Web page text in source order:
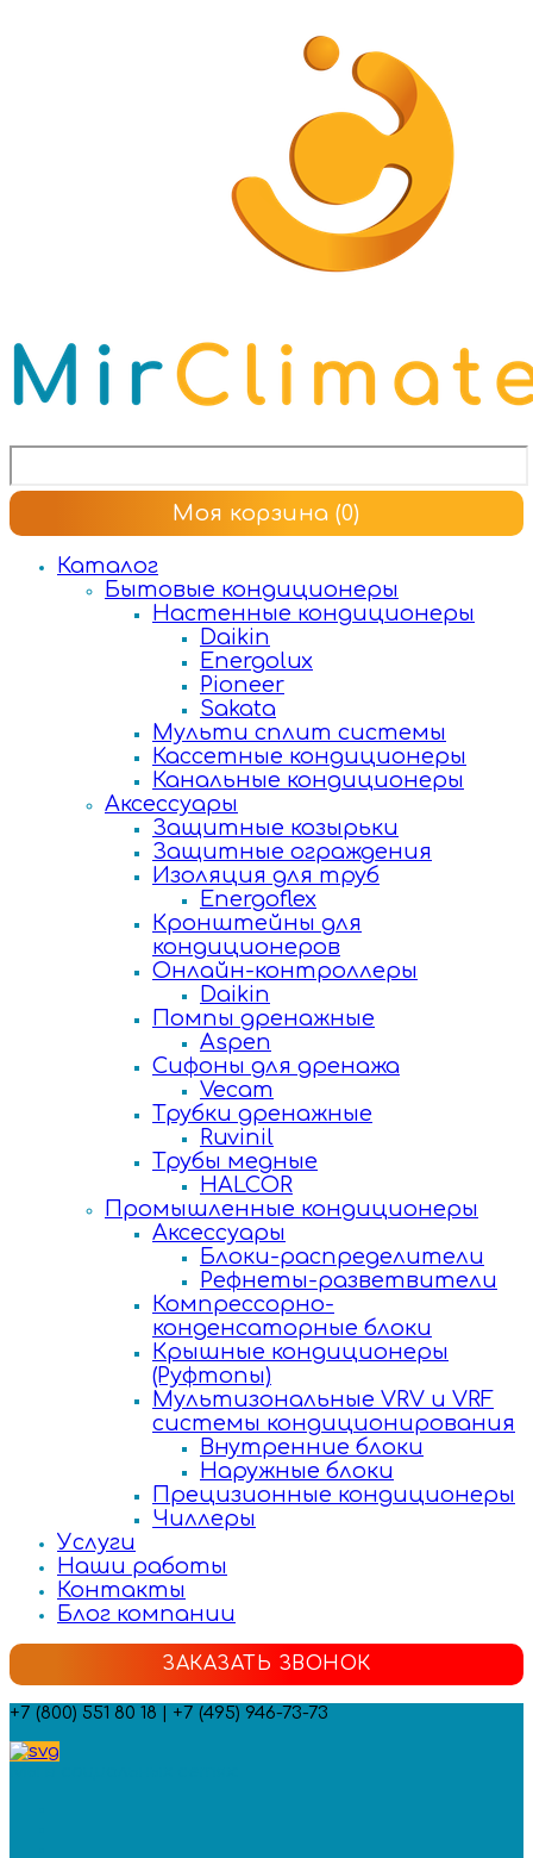
Моя корзина (0)
Каталог
Бытовые кондиционеры
Настенные кондиционеры
Daikin
Energolux
Pioneer
Sakata
Мульти сплит системы
Кассетные кондиционеры
Канальные кондиционеры
Аксессуары
Защитные козырьки
Защитные ограждения
Изоляция для труб
Energoflex
Кронштейны для
кондиционеров
Онлайн-контроллеры
Daikin
Помпы дренажные
Aspen
Сифоны для дренажа
Vecam
Трубки дренажные
Ruvinil
Трубы медные
HALCOR
Промышленные кондиционеры
Аксессуары
Блоки-распределители
Рефнеты-разветвители
Компрессорно-
конденсаторные блоки
Крышные кондиционеры
(Руфтопы)
Мультизональные VRV и VRF
системы кондиционирования
Внутренние блоки
Наружные блоки
Прецизионные кондиционеры
Чиллеры
Услуги
Наши работы
Контакты
Блог компании
ЗАКАЗАТЬ ЗВОНОК
+7 (800) 551 80 18 | +7 (495) 946-73-73